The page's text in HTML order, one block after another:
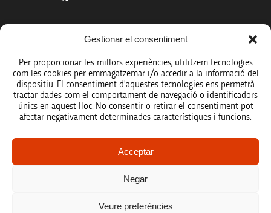
Gestionar el consentiment
Per proporcionar les millors experiències, utilitzem tecnologies
com les cookies per emmagatzemar i/o accedir a la informació del
dispositiu. El consentiment d'aquestes tecnologies ens permetrà
tractar dades com el comportament de navegació o identificadors
únics en aquest lloc. No consentir o retirar el consentiment pot
afectar negativament determinades característiques i funcions.
Acceptar
Negar
Veure preferències
Més organismes de suport a la innovació
Avís legal